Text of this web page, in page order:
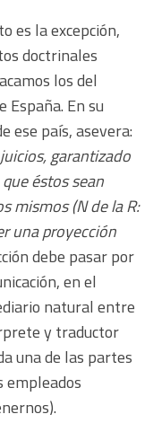
es la excepción,
doctrinales
los del
En su
ese país, asevera:
garantizado
éstos sean
mismos (N de la R:
una proyección
debe pasar por
en el
natural entre
y traductor
una de las partes
empleados